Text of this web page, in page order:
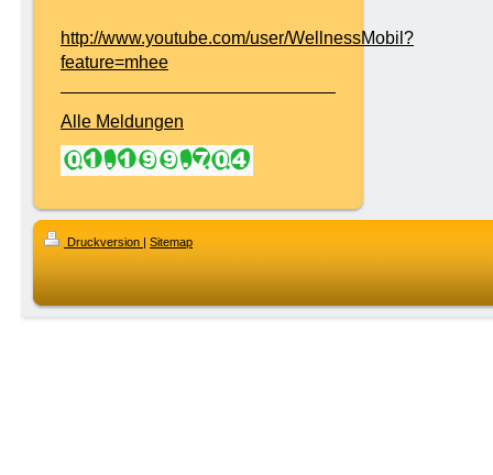
http://www.youtube.com/user/WellnessMobil?
feature=mhee
Alle Meldungen
Druckversion | Sitemap